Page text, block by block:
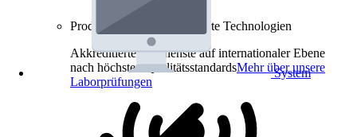
System
Produkt-Prüfungen für smarte Technologien
Akkreditierte Prüfdienste auf internationaler Ebene
nach höchsten QualitätsstandardsMehr über unsere
Laborprüfungen